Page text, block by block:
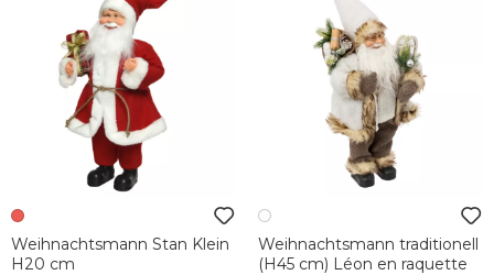
Weihnachtsmann Stan Klein
H20 cm
Weihnachtsmann traditionell
(H45 cm) Léon en raquette